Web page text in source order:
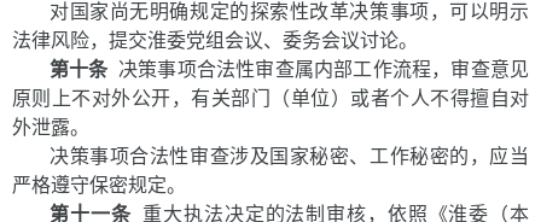
对国家尚无明确规定的探索性改革决策事项，可以明示
法律风险，提交淮委党组会议、委务会议讨论。
第十条 决策事项合法性审查属内部工作流程，审查意见
原则上不对外公开，有关部门（单位）或者个人不得擅自对
外泄露。
决策事项合法性审查涉及国家秘密、工作秘密的，应当
严格遵守保密规定。
第十一条
重大执法决定的法制审核，依照《淮委（本